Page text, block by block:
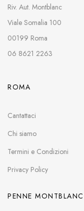
Riv. Aut. Montblanc
Viale Somalia 100
00199 Roma
06 8621 2263
ROMA
Cantattaci
Chi siamo
Termini e Condizioni
Privacy Policy
PENNE MONTBLANC